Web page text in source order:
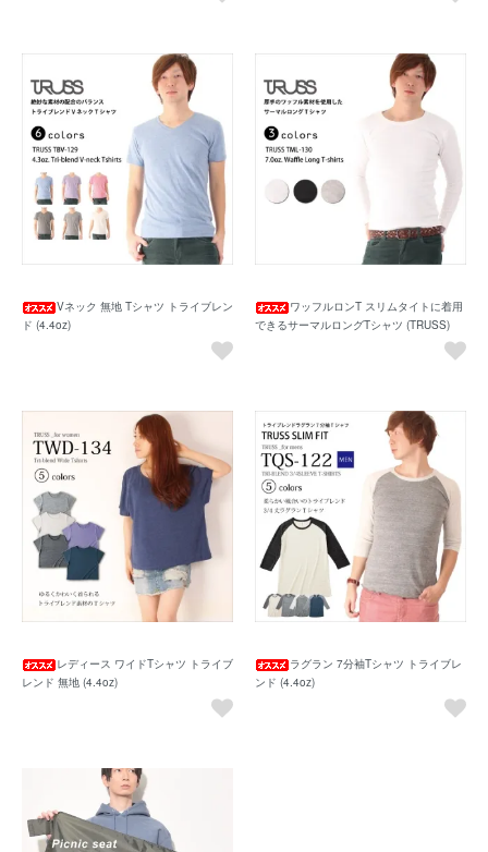
Vネック 無地 Tシャツ トライブレン
ド (4.4oz)
ワッフルロンT スリムタイトに着用
できるサーマルロングTシャツ (TRUSS)
レディース ワイドTシャツ トライブ
レンド 無地 (4.4oz)
ラグラン 7分袖Tシャツ トライブレ
ンド (4.4oz)